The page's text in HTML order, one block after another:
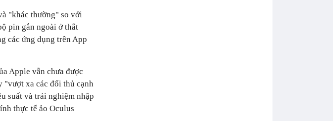
"khác thường" so với
pin gắn ngoài ở thắt
các ứng dụng trên App
Apple vẫn chưa được
"vượt xa các đối thủ cạnh
suất và trải nghiệm nhập
thực tế ảo Oculus